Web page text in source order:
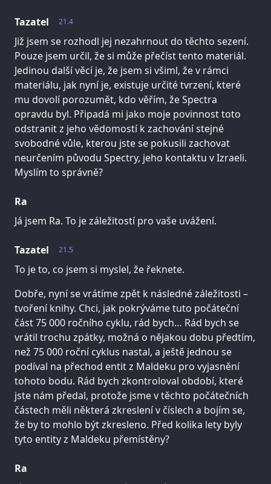
21.4
Tazatel
Již jsem se rozhodl jej nezahrnout do těchto sezení.
Pouze jsem určil, že si může přečíst tento materiál.
Jedinou další věcí je, že jsem si všiml, že v rámci
materiálu, jak nyní je, existuje určité tvrzení, které
mu dovolí porozumět, kdo věřím, že Spectra
opravdu byl. Připadá mi jako moje povinnost toto
odstranit z jeho vědomostí k zachování stejné
svobodné vůle, kterou jste se pokusili zachovat
neurčením původu Spectry, jeho kontaktu v Izraeli.
Myslím to správně?
Ra
Já jsem Ra. To je záležitostí pro vaše uvážení.
21.5
Tazatel
To je to, co jsem si myslel, že řeknete.
Dobře, nyní se vrátíme zpět k následné záležitosti –
tvoření knihy. Chci, jak pokrýváme tuto počáteční
část 75 000 ročního cyklu, rád bych… Rád bych se
vrátil trochu zpátky, možná o nějakou dobu předtím,
než 75 000 roční cyklus nastal, a ještě jednou se
podíval na přechod entit z Maldeku pro vyjasnění
tohoto bodu. Rád bych zkontroloval období, které
jste nám předal, protože jsme v těchto počátečních
částech měli některá zkreslení v číslech a bojím se,
že by to mohlo být zkresleno. Před kolika lety byly
tyto entity z Maldeku přemístěny?
Ra